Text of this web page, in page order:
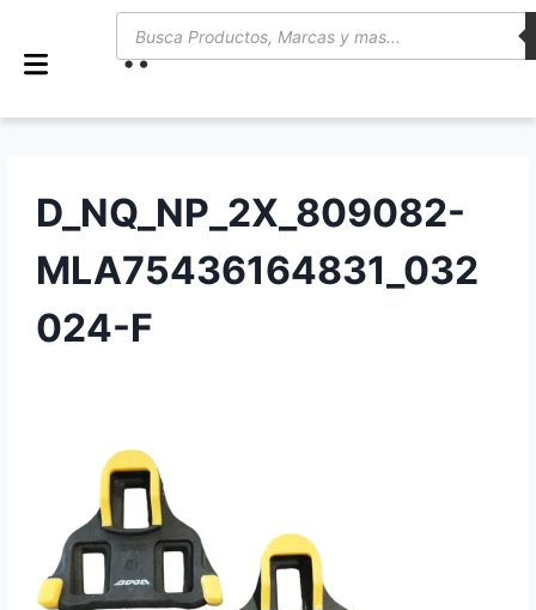
D_NQ_NP_2X_809082-
MLA75436164831_032
024-F